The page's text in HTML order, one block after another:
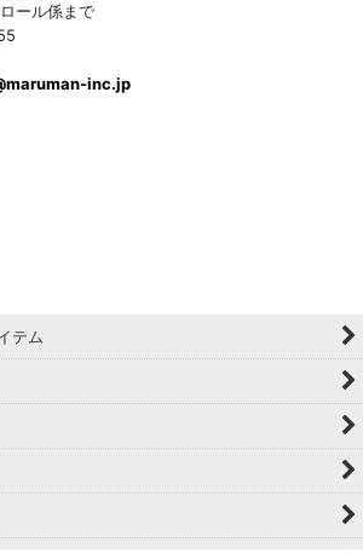
ール係まで
inc.jp
テム